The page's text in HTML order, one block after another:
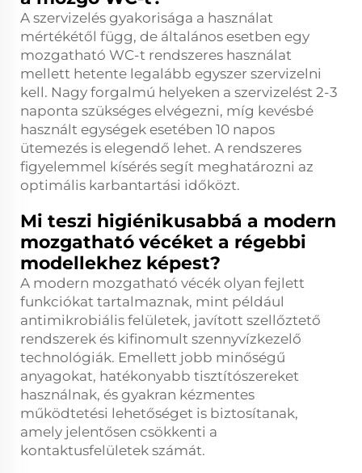
A szervizelés gyakorisága a használat
mértékétől függ, de általános esetben egy
mozgatható WC-t rendszeres használat
mellett hetente legalább egyszer szervizelni
kell. Nagy forgalmú helyeken a szervizelést 2-3
naponta szükséges elvégezni, míg kevésbé
használt egységek esetében 10 napos
ütemezés is elegendő lehet. A rendszeres
figyelemmel kísérés segít meghatározni az
optimális karbantartási időközt.
Mi teszi higiénikusabbá a modern
mozgatható vécéket a régebbi
modellekhez képest?
A modern mozgatható vécék olyan fejlett
funkciókat tartalmaznak, mint például
antimikrobiális felületek, javított szellőztető
rendszerek és kifinomult szennyvízkezelő
technológiák. Emellett jobb minőségű
anyagokat, hatékonyabb tisztítószereket
használnak, és gyakran kézmentes
működtetési lehetőséget is biztosítanak,
amely jelentősen csökkenti a
kontaktusfelületek számát.